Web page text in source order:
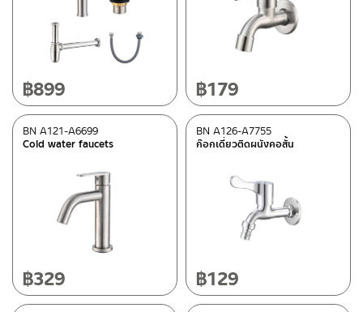
฿899 ฿179
Cold water faucets
BN A121-A6699
฿329
ก๊อกเดี่ยวติดผนังคอสั้น
BN A126-A7755
฿129